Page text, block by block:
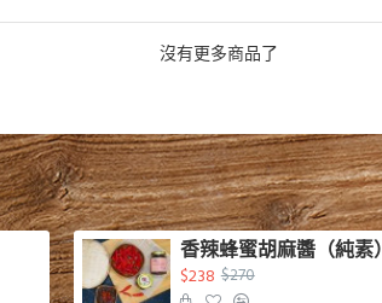
沒有更多商品了
香辣蜂蜜胡麻醬（純素）
$238 $270